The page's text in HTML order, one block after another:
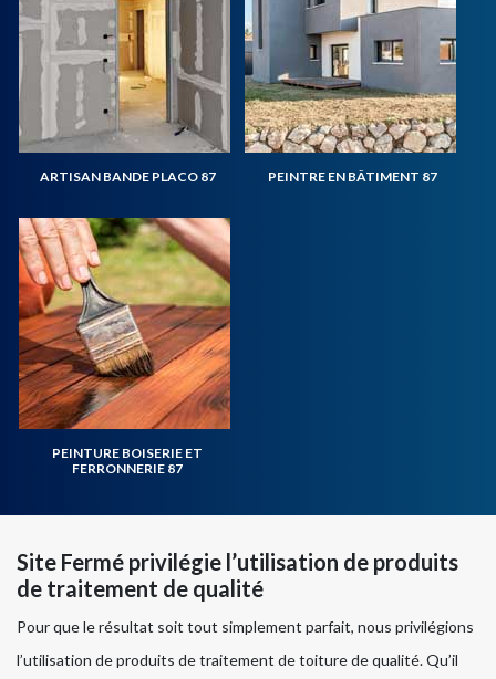
ARTISAN BANDE PLACO 87 PEINTRE EN BÂTIMENT 87
PEINTURE BOISERIE ET
FERRONNERIE 87
Site Fermé privilégie l’utilisation de produits
de traitement de qualité
Pour que le résultat soit tout simplement parfait, nous privilégions
l’utilisation de produits de traitement de toiture de qualité. Qu’il